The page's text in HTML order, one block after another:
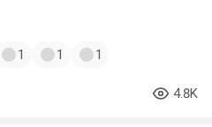
1 1 1
4.8K